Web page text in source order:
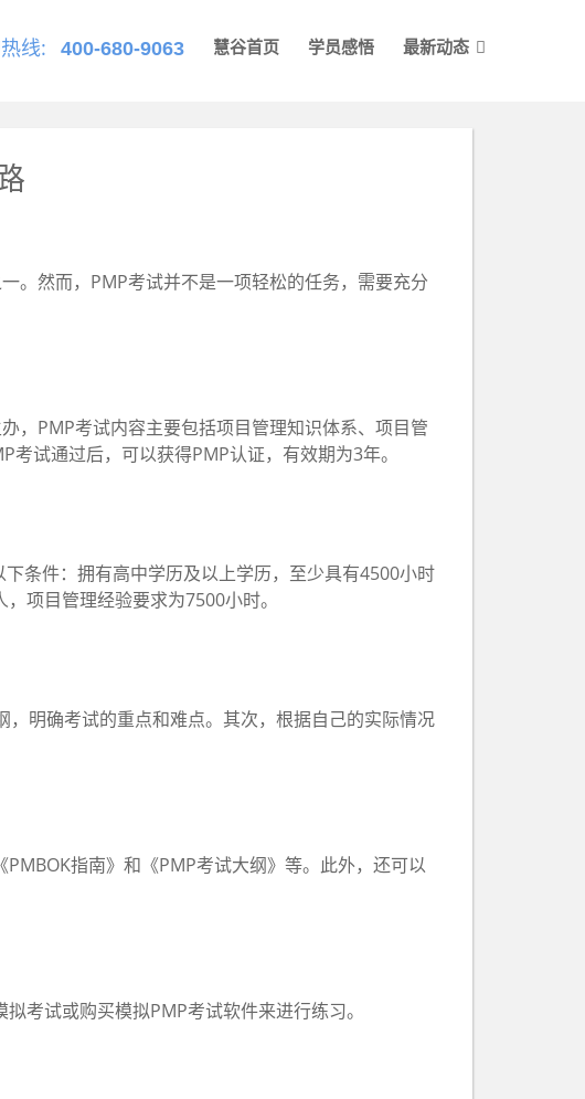
线: 400-680-9063 慧谷首页 学员感悟 最新动态
。然而，PMP考试并不是一项轻松的任务，需要充分
PMP考试内容主要包括项目管理知识体系、项目管
试通过后，可以获得PMP认证，有效期为3年。
条件：拥有高中学历及以上学历，至少具有4500小时
项目管理经验要求为7500小时。
明确考试的重点和难点。其次，根据自己的实际情况
指南》和《PMP考试大纲》等。此外，还可以
试或购买模拟PMP考试软件来进行练习。